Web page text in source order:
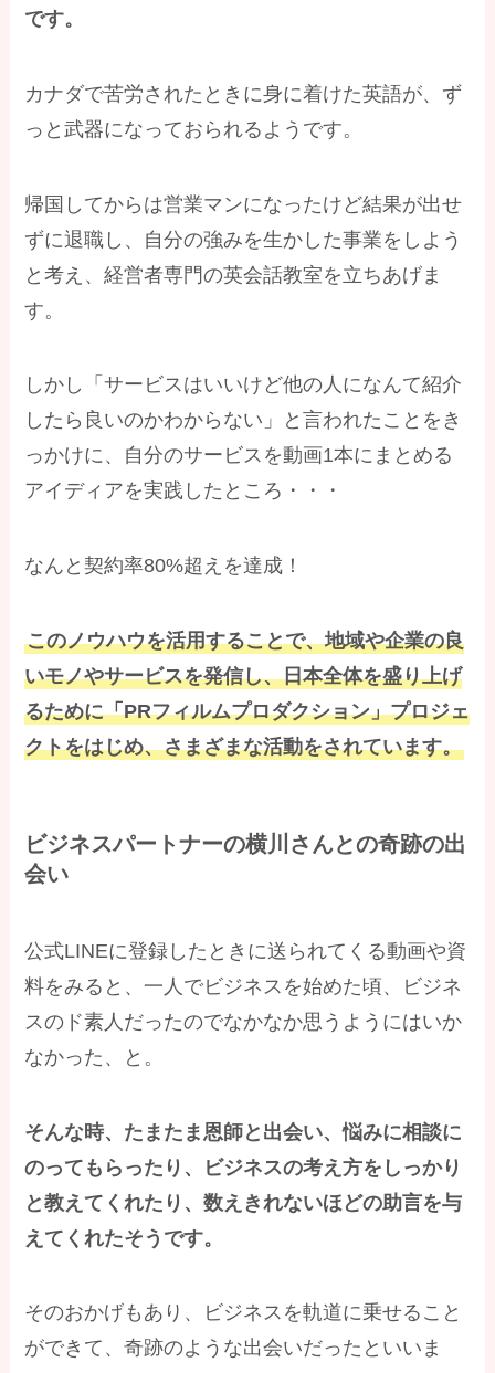
です。
カナダで苦労されたときに身に着けた英語が、ず
っと武器になっておられるようです。
帰国してからは営業マンになったけど結果が出せ
ずに退職し、自分の強みを生かした事業をしよう
と考え、経営者専門の英会話教室を立ちあげま
す。
しかし「サービスはいいけど他の人になんて紹介
したら良いのかわからない」と言われたことをき
っかけに、自分のサービスを動画1本にまとめる
アイディアを実践したところ・・・
なんと契約率80%超えを達成！
このノウハウを活用することで、地域や企業の良
いモノやサービスを発信し、日本全体を盛り上げ
るために「PRフィルムプロダクション」プロジェ
クトをはじめ、さまざまな活動をされています。
ビジネスパートナーの横川さんとの奇跡の出
会い
公式LINEに登録したときに送られてくる動画や資
料をみると、一人でビジネスを始めた頃、ビジネ
スのド素人だったのでなかなか思うようにはいか
なかった、と。
そんな時、たまたま恩師と出会い、悩みに相談に
のってもらったり、ビジネスの考え方をしっかり
と教えてくれたり、数えきれないほどの助言を与
えてくれたそうです。
そのおかげもあり、ビジネスを軌道に乗せること
ができて、奇跡のような出会いだったといいま